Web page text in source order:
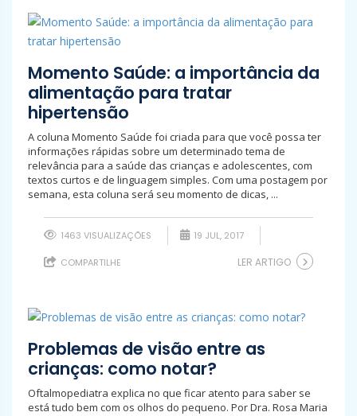
Momento Saúde: a importância da
alimentação para tratar
hipertensão
A coluna Momento Saúde foi criada para que você possa ter
informações rápidas sobre um determinado tema de
relevância para a saúde das crianças e adolescentes, com
textos curtos e de linguagem simples. Com uma postagem por
semana, esta coluna será seu momento de dicas, ...
1463 VISUALIZAÇÕES 19 JUL, 2017
COMPARTILHE LER ARTIGO
Problemas de visão entre as
crianças: como notar?
Oftalmopediatra explica no que ficar atento para saber se
está tudo bem com os olhos do pequeno. Por Dra. Rosa Maria